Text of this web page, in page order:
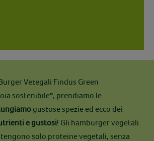
Vetegali Findus Green
sostenibile*, prendiamo le
gustose spezie ed ecco dei
e gustosi! Gli hamburger vegetali
solo proteine vegetali, senza